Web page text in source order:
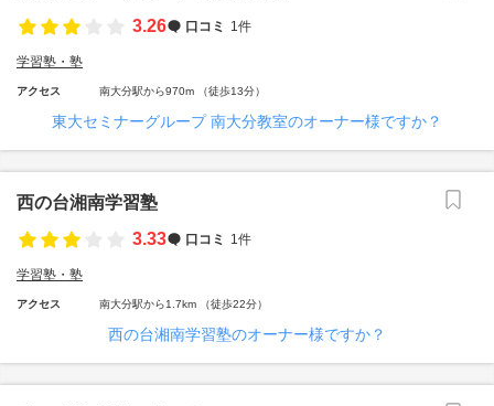
3.26
口コミ 1件
学習塾・塾
アクセス 南大分駅から970m （徒歩13分）
東大セミナーグループ 南大分教室のオーナー様ですか？
西の台湘南学習塾
3.33
口コミ 1件
学習塾・塾
アクセス 南大分駅から1.7km （徒歩22分）
西の台湘南学習塾のオーナー様ですか？